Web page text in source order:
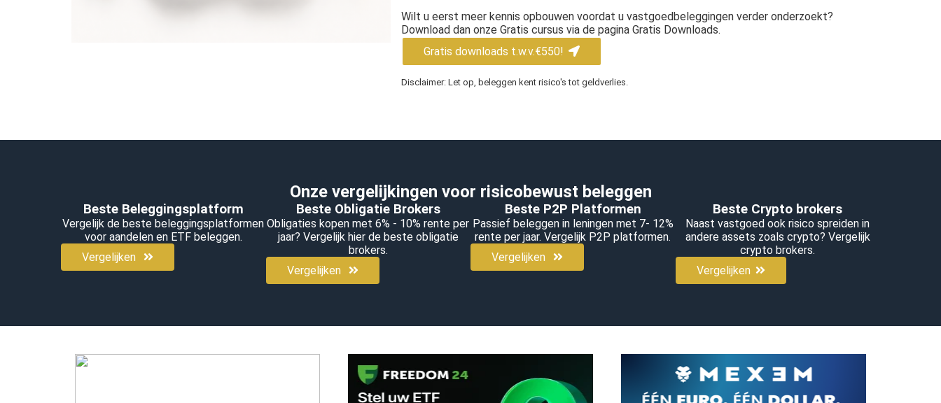
Wilt u eerst meer kennis opbouwen voordat u vastgoedbeleggingen verder onderzoekt?
Download dan onze Gratis cursus via de pagina Gratis Downloads.
Gratis downloads t.w.v.€550!
Disclaimer: Let op, beleggen kent risico's tot geldverlies.
Onze vergelijkingen voor risicobewust beleggen
Beste Beleggingsplatform
Vergelijk de beste beleggingsplatformen
voor aandelen en ETF beleggen.
Vergelijken
Beste Obligatie Brokers
Obligaties kopen met 6% - 10% rente per
jaar? Vergelijk hier de beste obligatie
brokers.
Vergelijken
Beste P2P Platformen
Passief beleggen in leningen met 7- 12%
rente per jaar. Vergelijk P2P platformen.
Vergelijken
Beste Crypto brokers
Naast vastgoed ook risico spreiden in
andere assets zoals crypto? Vergelijk
crypto brokers.
Vergelijken